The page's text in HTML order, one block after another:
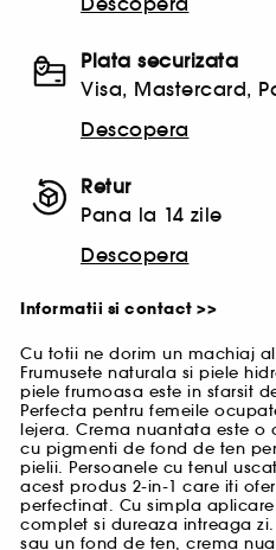
Plata securizata
Visa, Mastercard,
Descopera
Retur
Pana la 14 zile
Descopera
Informatii si contact >>
Cu totii ne dorim un machiaj
Frumusete naturala si piele
piele frumoasa este in sfarsit
Perfecta pentru femeile
lejera. Crema nuantata este
cu pigmenti de fond de ten
pielii. Persoanele cu tenul
acest produs 2-in-1 care iti
perfectinat. Cu simpla
complet si dureaza intreaga
sau un fond de ten, crema